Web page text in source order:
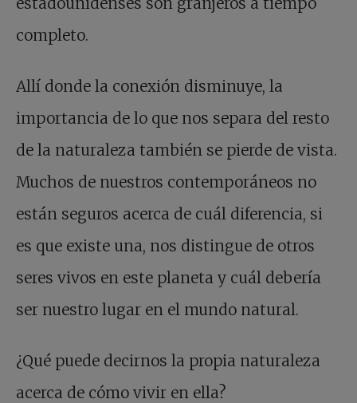
completo.
Allí donde la conexión disminuye, la
importancia de lo que nos separa del resto
de la naturaleza también se pierde de vista.
Muchos de nuestros contemporáneos no
están seguros acerca de cuál diferencia, si
es que existe una, nos distingue de otros
seres vivos en este planeta y cuál debería
ser nuestro lugar en el mundo natural.
¿Qué puede decirnos la propia naturaleza
acerca de cómo vivir en ella?